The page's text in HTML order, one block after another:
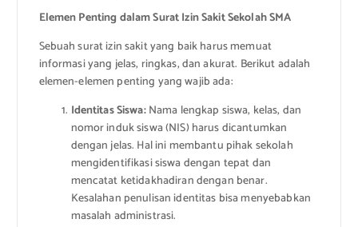
Elemen Penting dalam Surat Izin Sakit Sekolah SMA
Sebuah surat izin sakit yang baik harus memuat
informasi yang jelas, ringkas, dan akurat. Berikut adalah
elemen-elemen penting yang wajib ada:
Identitas Siswa:Nama lengkap siswa, kelas, dan
nomor induk siswa (NIS) harus dicantumkan
dengan jelas. Hal ini membantu pihak sekolah
mengidentifikasi siswa dengan tepat dan
mencatat ketidakhadiran dengan benar.
Kesalahan penulisan identitas bisa menyebabkan
masalah administrasi.